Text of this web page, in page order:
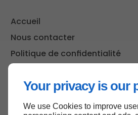
Your privacy is our
We use Cookies to improve
Accueil
Nous contacter
Politique de confidentialité